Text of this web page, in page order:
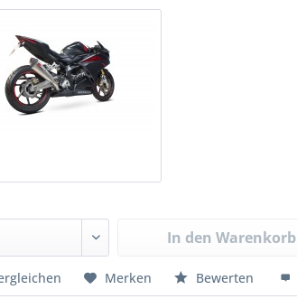
In den Warenkorb
Merken Bewerten